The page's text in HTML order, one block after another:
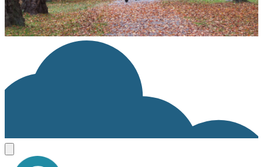
この画像のライセンスはAll rights reserved です。利用およびダウン
ロードはできません。